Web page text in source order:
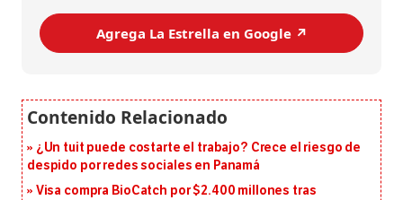
Agrega La Estrella en Google ↗️
¿Un tuit puede costarte el trabajo? Crece el riesgo de
despido por redes sociales en Panamá
Visa compra BioCatch por $2.400 millones tras